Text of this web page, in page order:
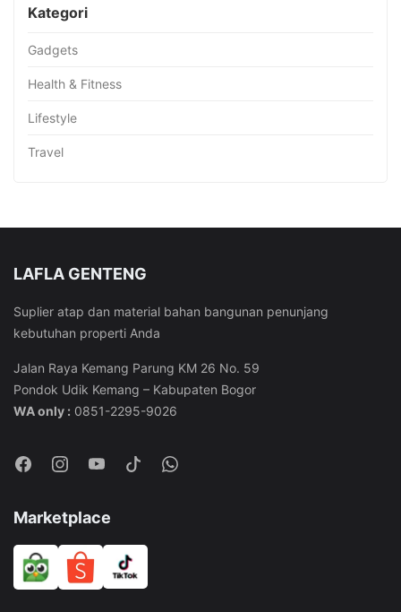
Kategori
Gadgets
Health & Fitness
Lifestyle
Travel
LAFLA GENTENG
Suplier atap dan material bahan bangunan penunjang
kebutuhan properti Anda
Jalan Raya Kemang Parung KM 26 No. 59
Pondok Udik Kemang – Kabupaten Bogor
WA only : 0851-2295-9026
Marketplace